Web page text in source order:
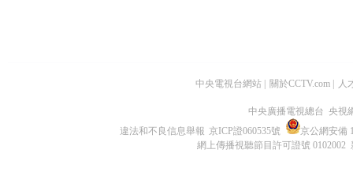
中央電視台網站 關於CCTV.com 人
中央廣播電視總台 央視
違法和不良信息舉報 京ICP證060535號
京公網安備
網上傳播視聽節目許可證號 0102002